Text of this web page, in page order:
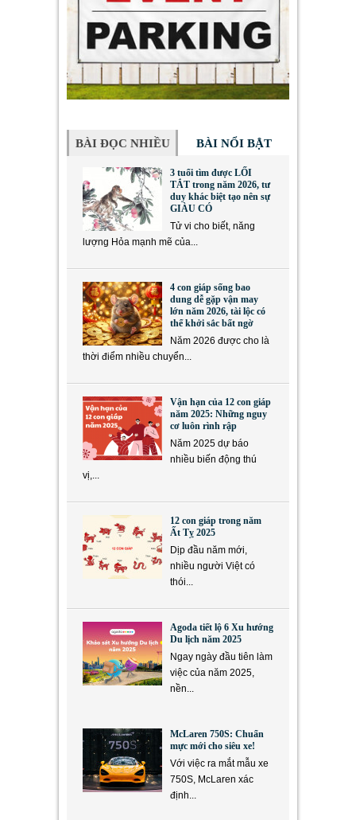
BÀI ĐỌC NHIỀU BÀI NỔI BẬT
3 tuổi tìm được LỐI
TẮT trong năm 2026, tư
duy khác biệt tạo nên sự
GIÀU CÓ
Tử vi cho biết, năng
lượng Hỏa mạnh mẽ của...
4 con giáp sống bao
dung dễ gặp vận may
lớn năm 2026, tài lộc có
thể khởi sắc bất ngờ
Năm 2026 được cho là
thời điểm nhiều chuyển...
Vận hạn của 12 con giáp
năm 2025: Những nguy
cơ luôn rình rập
Năm 2025 dự báo
nhiều biến động thú
vị,...
12 con giáp trong năm
Ất Tỵ 2025
Dịp đầu năm mới,
nhiều người Việt có
thói...
Agoda tiết lộ 6 Xu hướng
Du lịch năm 2025
Ngay ngày đầu tiên làm
việc của năm 2025,
nền...
McLaren 750S: Chuẩn
mực mới cho siêu xe!
Với việc ra mắt mẫu xe
750S, McLaren xác
định...